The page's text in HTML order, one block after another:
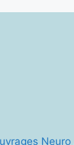
Neuro